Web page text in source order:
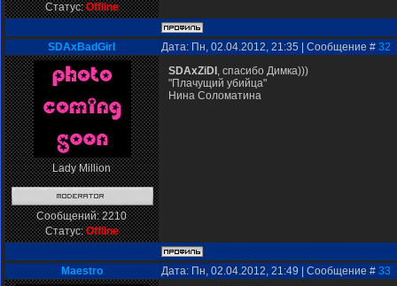
Статус:Offline
SDAxBadGirl Дата: Пн, 02.04.2012, 21:35 | Сообщение # 32
Lady Million
Сообщений:2210
Статус:Offline
SDAxZiDI , спасибо Димка)))
"Плачущий убийца"
Нина Соломатина
Мaestro Дата: Пн, 02.04.2012, 21:49 | Сообщение # 33